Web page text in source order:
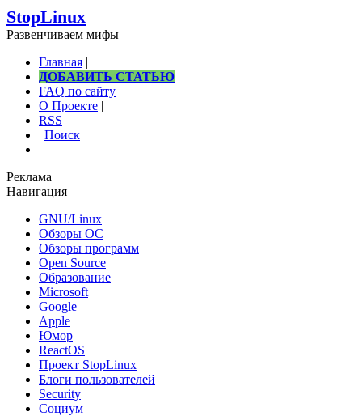
StopLinux
Развенчиваем мифы
Главная |
ДОБАВИТЬ СТАТЬЮ |
FAQ по сайту |
О Проекте |
RSS
| Поиск
Реклама
Навигация
GNU/Linux
Обзоры ОС
Обзоры программ
Open Source
Образование
Microsoft
Google
Apple
Юмор
ReactOS
Проект StopLinux
Блоги пользователей
Security
Социум